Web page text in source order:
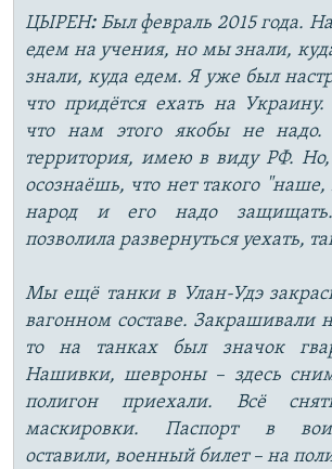
ЦЫРЕН:Был февраль 2015 года.
едем на учения, но мы знали,
знали, куда едем. Я уже был
что придётся ехать на Украину.
что нам этого якобы не
территория, имею в виду РФ. Но,
осознаёшь, что нет такого
народ и его надо
позволила развернуться уехать,
Мы ещё танки в Улан-Удэ
вагонном составе. Закрашивали
то на танках был значок
Нашивки, шевроны – здесь
полигон приехали. Всё
маскировки. Паспорт в
оставили, военный билет – на